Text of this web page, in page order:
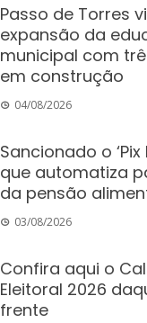
Passo de Torres
expansão da
municipal com
em construção
04/08/2026
Sancionado o ‘Pix
que automatiza
da pensão
03/08/2026
Confira aqui o
Eleitoral 2026
frente